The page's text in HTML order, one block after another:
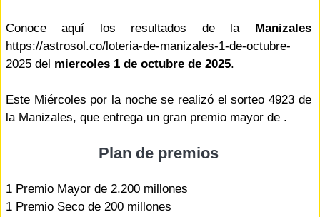
Conoce aquí los resultados de la Manizales
https://astrosol.co/loteria-de-manizales-1-de-octubre-
2025 del miercoles 1 de octubre de 2025.
Este Miércoles por la noche se realizó el sorteo 4923 de
la Manizales, que entrega un gran premio mayor de .
Plan de premios
1 Premio Mayor de 2.200 millones
1 Premio Seco de 200 millones